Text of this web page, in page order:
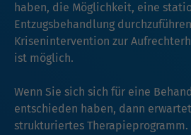
haben, die Möglichkeit, eine
Entzugsbehandlung
Krisenintervention zur
ist möglich.
Wenn Sie sich sich für eine
entschieden haben, dann
strukturiertes